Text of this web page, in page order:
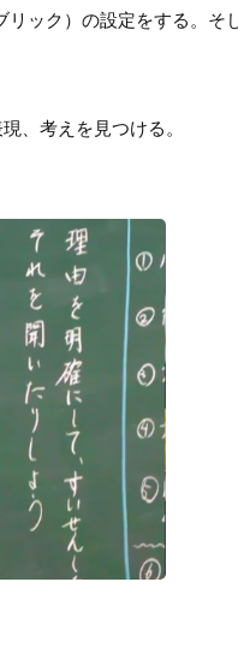
ック）の設定をする。
、考えを見つける。